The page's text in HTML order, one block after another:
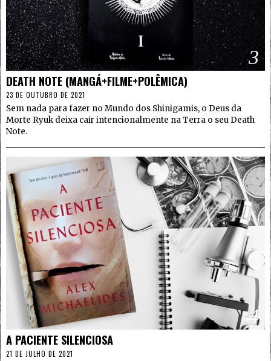
3
DEATH NOTE (MANGÁ+FILME+POLÊMICA)
23 DE OUTUBRO DE 2021
Sem nada para fazer no Mundo dos Shinigamis, o Deus da
Morte Ryuk deixa cair intencionalmente na Terra o seu Death
Note.
4
A PACIENTE SILENCIOSA
21 DE JULHO DE 2021